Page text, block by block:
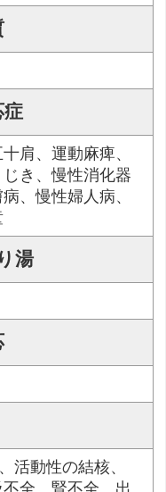
症
肩、運動麻痺、
き、慢性消化器
、慢性婦人病、
湯
活動性の結核、
全、腎不全、出